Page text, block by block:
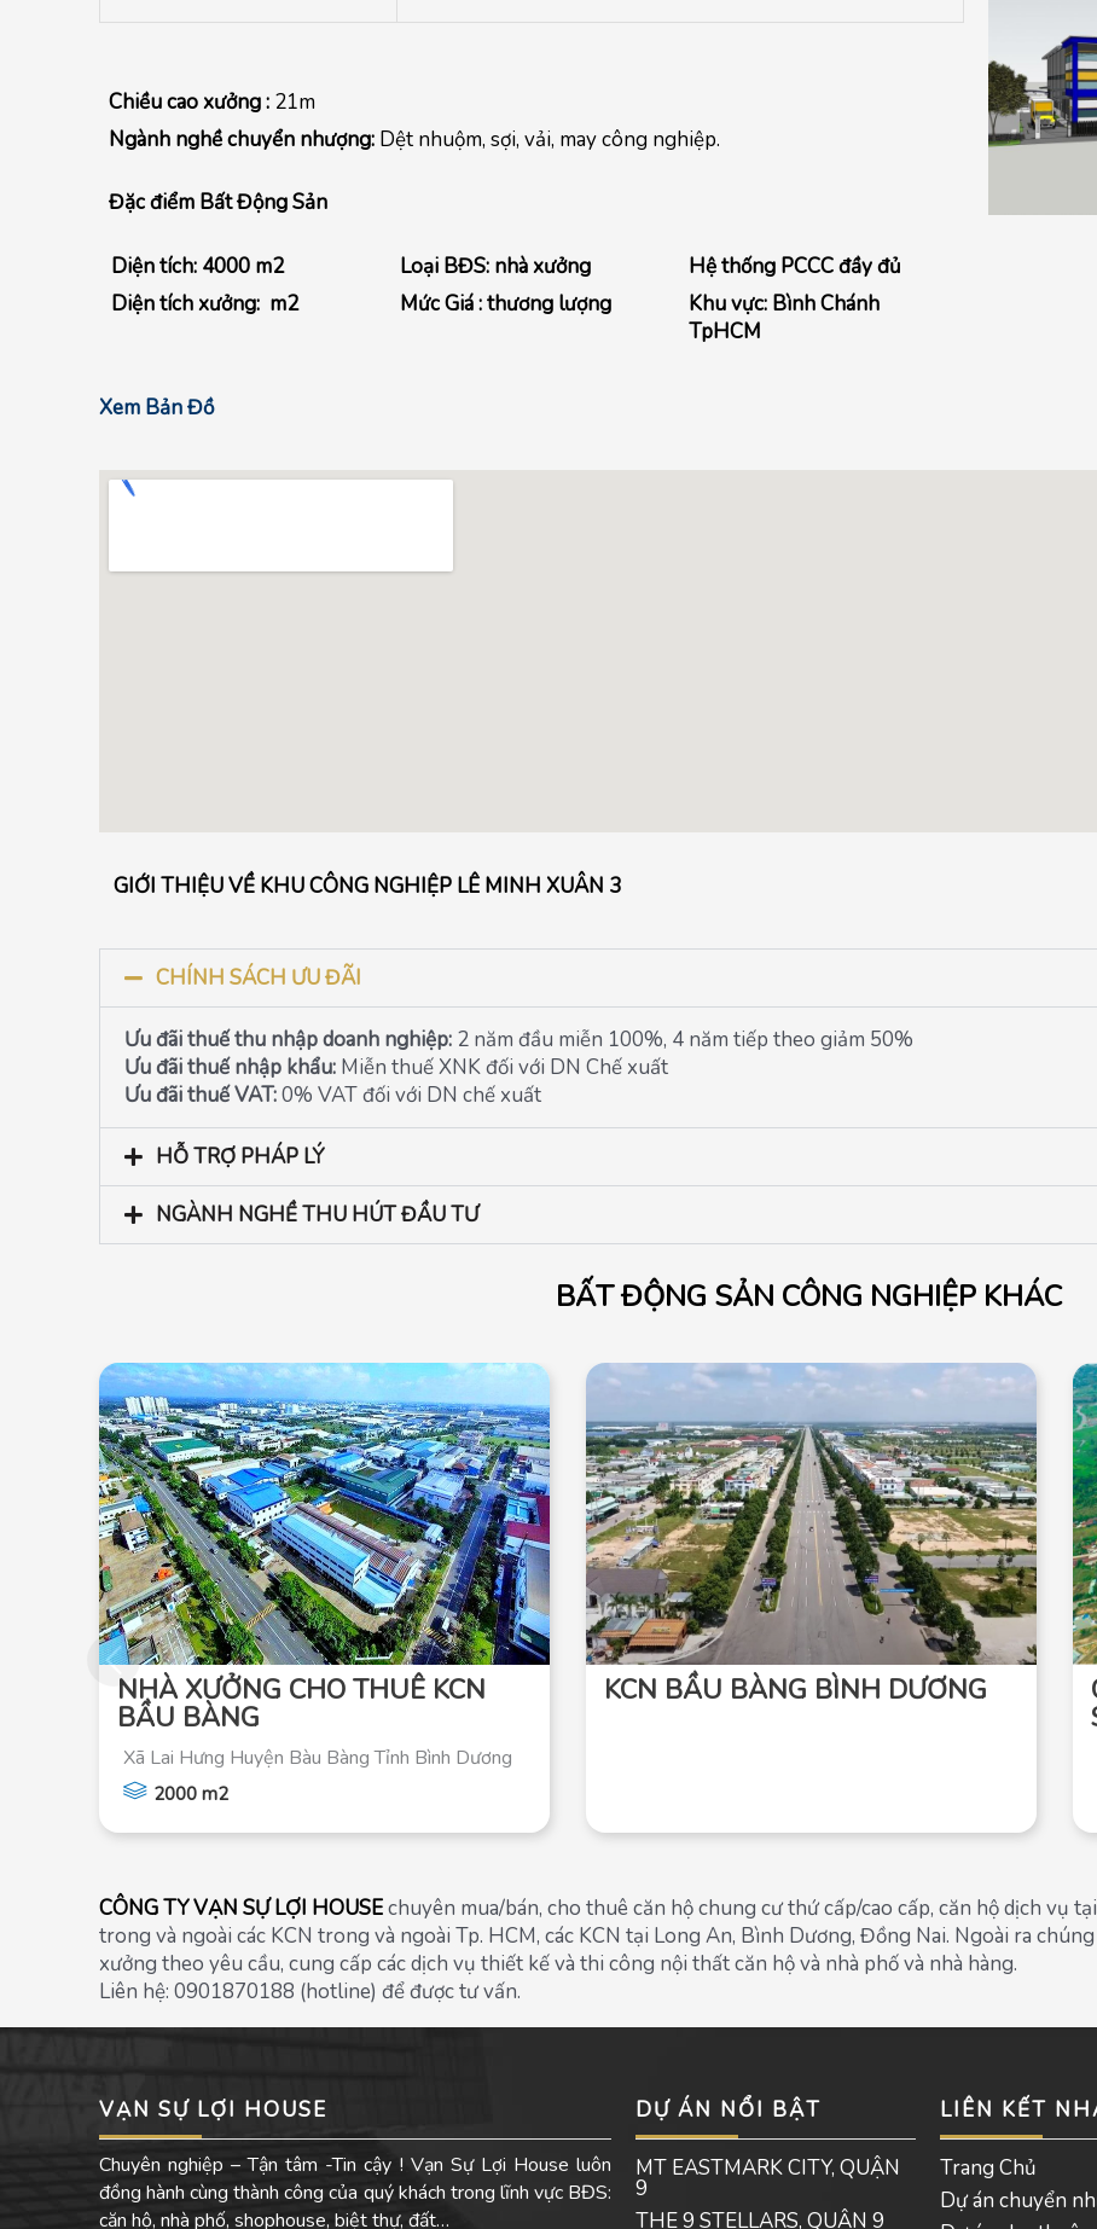
Chiều cao xưởng : 21m
Ngành nghề chuyển nhượng: Dệt nhuộm, sợi, vải, may công nghiệp.
Đặc điểm Bất Động Sản
Diện tích: 4000 m2
Diện tích xưởng: m2
Loại BĐS: nhà xưởng
Mức Giá : thương lượng
Hệ thống PCCC đầy đủ
Khu vực: Bình Chánh
TpHCM
Xem Bản Đồ
GIỚI THIỆU VỀ KHU CÔNG NGHIỆP LÊ MINH XUÂN 3
CHÍNH SÁCH ƯU ĐÃI
Ưu đãi thuế thu nhập doanh nghiệp: 2 năm đầu miễn 100%, 4 năm tiếp theo giảm 50%
Ưu đãi thuế nhập khẩu: Miễn thuế XNK đối với DN Chế xuất
Ưu đãi thuế VAT:0% VAT đối với DN chế xuất
HỖ TRỢ PHÁP LÝ
NGÀNH NGHỀ THU HÚT ĐẦU TƯ
BẤT ĐỘNG SẢN CÔNG NGHIỆP KHÁC
NHÀ XƯỞNG CHO THUÊ KCN
BẦU BÀNG
Xã Lai Hưng Huyện Bàu Bàng Tỉnh Bình Dương
2000 m2
KCN BẦU BÀNG BÌNH DƯƠNG
CÔNG TY VẠN SỰ LỢI HOUSEchuyên mua/bán, cho thuê căn hộ chung cư thứ cấp/cao cấp, căn hộ dịch vụ
trong và ngoài các KCN trong và ngoài Tp. HCM, các KCN tại Long An, Bình Dương, Đồng Nai. Ngoài ra
xưởng theo yêu cầu, cung cấp các dịch vụ thiết kế và thi công nội thất căn hộ và nhà phố và nhà hàng.
Liên hệ: 0901870188 (hotline) để được tư vấn.
VẠN SỰ LỢI HOUSE
Chuyên nghiệp – Tận tâm -Tin cậy ! Vạn Sự Lợi House luôn
đồng hành cùng thành công của quý khách trong lĩnh vực BĐS:
căn hộ, nhà phố, shophouse, biệt thự, đất…
DỰ ÁN NỔI BẬT
MT EASTMARK CITY, QUẬN
9
THE 9 STELLARS, QUẬN 9
LIÊN KẾT
Trang Chủ
Dự án chuyển